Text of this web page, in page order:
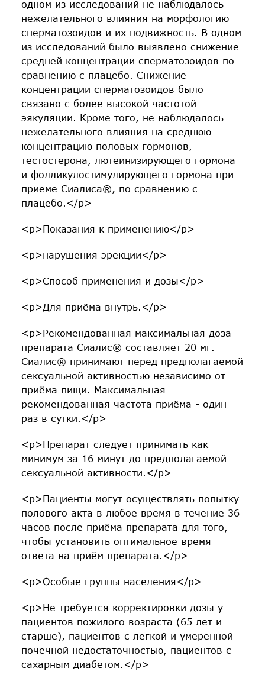
одном из исследований не наблюдалось
нежелательного влияния на морфологию
сперматозоидов и их подвижность. В одном
из исследований было выявлено снижение
средней концентрации сперматозоидов по
сравнению с плацебо. Снижение
концентрации сперматозоидов было
связано с более высокой частотой
эякуляции. Кроме того, не наблюдалось
нежелательного влияния на среднюю
концентрацию половых гормонов,
тестостерона, лютеинизирующего гормона
и фолликулостимулирующего гормона при
приеме Сиалиса®, по сравнению с
плацебо.</p>
<p>Показания к применению</p>
<p>нарушения эрекции</p>
<p>Способ применения и дозы</p>
<p>Для приёма внутрь.</p>
<p>Рекомендованная максимальная доза
препарата Сиалис® составляет 20 мг.
Сиалис® принимают перед предполагаемой
сексуальной активностью независимо от
приёма пищи. Максимальная
рекомендованная частота приёма - один
раз в сутки.</p>
<p>Препарат следует принимать как
минимум за 16 минут до предполагаемой
сексуальной активности.</p>
<p>Пациенты могут осуществлять попытку
полового акта в любое время в течение 36
часов после приёма препарата для того,
чтобы установить оптимальное время
ответа на приём препарата.</p>
<p>Особые группы населения</p>
<p>Не требуется корректировки дозы у
пациентов пожилого возраста (65 лет и
старше), пациентов с легкой и умеренной
почечной недостаточностью, пациентов с
сахарным диабетом.</p>